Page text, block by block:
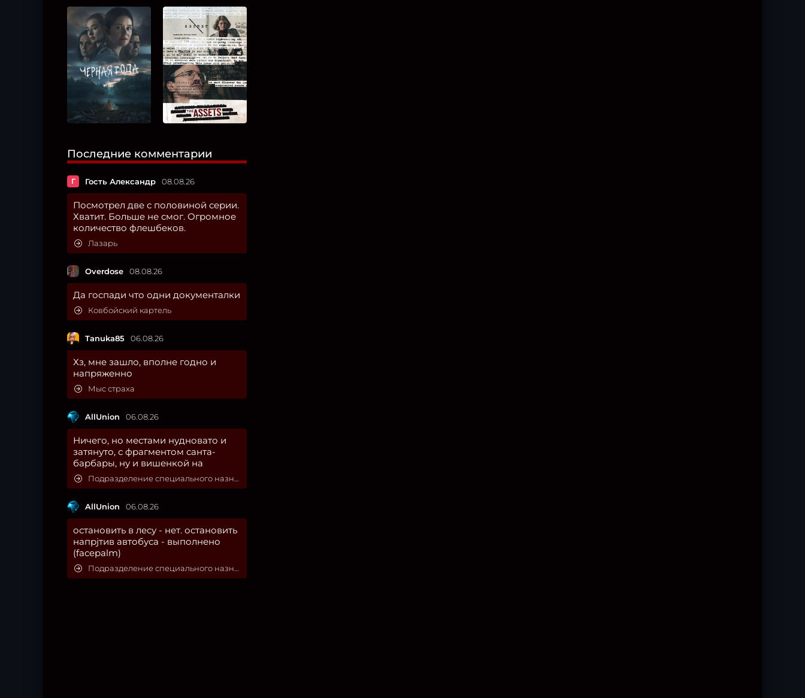
Последние комментарии
Г Гость Александр 08.08.26
Посмотрел две с половиной серии.
Хватит. Больше не смог. Огромное
количество флешбеков.
Лазарь
Overdose 08.08.26
Да госпади что одни документалки
Ковбойский картель
Tanuka85 06.08.26
Хз, мне зашло, вполне годно и
напряженно
Мыс страха
AllUnion 06.08.26
Ничего, но местами нудновато и
затянуто, с фрагментом санта-
барбары, ну и вишенкой на
Подразделение специального назначения
AllUnion 06.08.26
остановить в лесу - нет. остановить
напрjтив автобуса - выполнено
(facepalm)
Подразделение специального назначения